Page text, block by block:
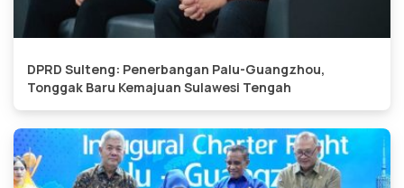
DPRD Sulteng: Penerbangan Palu-Guangzhou,
Tonggak Baru Kemajuan Sulawesi Tengah